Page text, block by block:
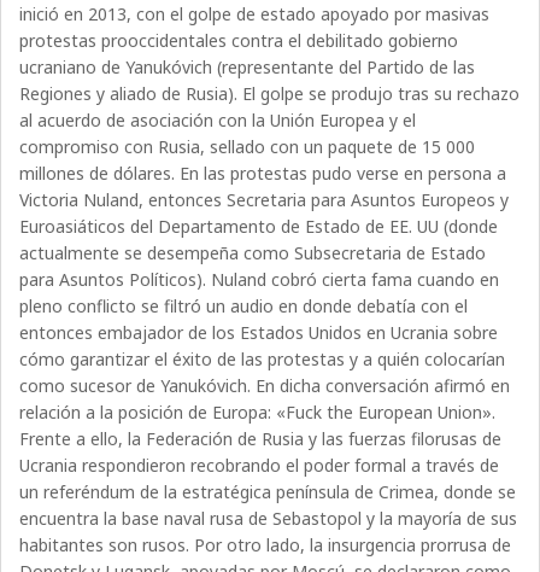
inició en 2013, con el golpe de estado apoyado por masivas
protestas prooccidentales contra el debilitado gobierno
ucraniano de Yanukóvich (representante del Partido de las
Regiones y aliado de Rusia). El golpe se produjo tras su rechazo
al acuerdo de asociación con la Unión Europea y el
compromiso con Rusia, sellado con un paquete de 15 000
millones de dólares. En las protestas pudo verse en persona a
Victoria Nuland, entonces Secretaria para Asuntos Europeos y
Euroasiáticos del Departamento de Estado de EE. UU (donde
actualmente se desempeña como Subsecretaria de Estado
para Asuntos Políticos). Nuland cobró cierta fama cuando en
pleno conflicto se filtró un audio en donde debatía con el
entonces embajador de los Estados Unidos en Ucrania sobre
cómo garantizar el éxito de las protestas y a quién colocarían
como sucesor de Yanukóvich. En dicha conversación afirmó en
relación a la posición de Europa: «Fuck the European Union».
Frente a ello, la Federación de Rusia y las fuerzas filorusas de
Ucrania respondieron recobrando el poder formal a través de
un referéndum de la estratégica península de Crimea, donde se
encuentra la base naval rusa de Sebastopol y la mayoría de sus
habitantes son rusos. Por otro lado, la insurgencia prorrusa de